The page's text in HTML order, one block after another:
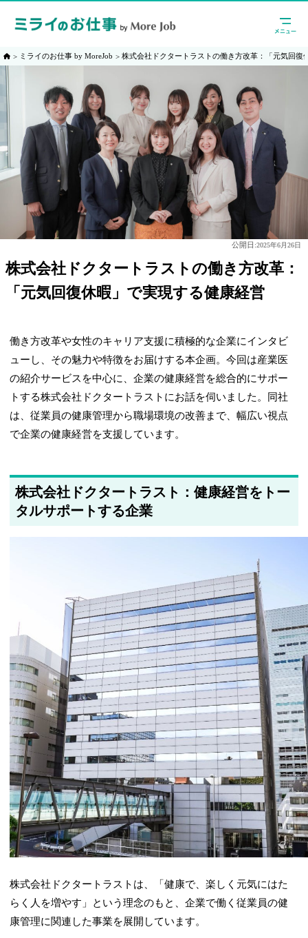
ミライのお仕事 by MoreJob 株式会社ドクタートラストの働き方改革：「元気回復
公開日:2025年6月26日
株式会社ドクタートラストの働き方改革：
「元気回復休暇」で実現する健康経営
働き方改革や女性のキャリア支援に積極的な企業にインタビ
ューし、その魅力や特徴をお届けする本企画。今回は産業医
の紹介サービスを中心に、企業の健康経営を総合的にサポー
トする株式会社ドクタートラストにお話を伺いました。同社
は、従業員の健康管理から職場環境の改善まで、幅広い視点
で企業の健康経営を支援しています。
株式会社ドクタートラスト：健康経営をトー
タルサポートする企業
株式会社ドクタートラストは、「健康で、楽しく元気にはた
らく人を増やす」という理念のもと、企業で働く従業員の健
康管理に関連した事業を展開しています。